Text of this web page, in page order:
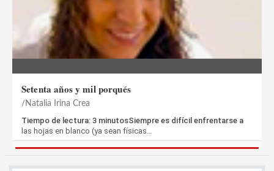
Setenta años y mil porqués
Natalia Irina Crea
Tiempo de lectura: 3 minutosSiempre es difícil enfrentarse a
las hojas en blanco (ya sean físicas…